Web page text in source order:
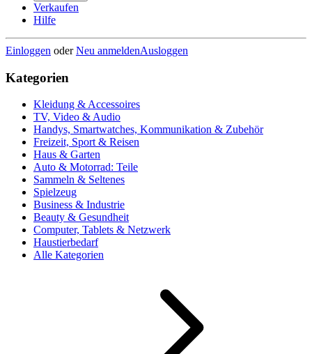
Verkaufen
Hilfe
Einloggen oderNeu anmeldenAusloggen
Kategorien
Kleidung & Accessoires
TV, Video & Audio
Handys, Smartwatches, Kommunikation & Zubehör
Freizeit, Sport & Reisen
Haus & Garten
Auto & Motorrad: Teile
Sammeln & Seltenes
Spielzeug
Business & Industrie
Beauty & Gesundheit
Computer, Tablets & Netzwerk
Haustierbedarf
Alle Kategorien